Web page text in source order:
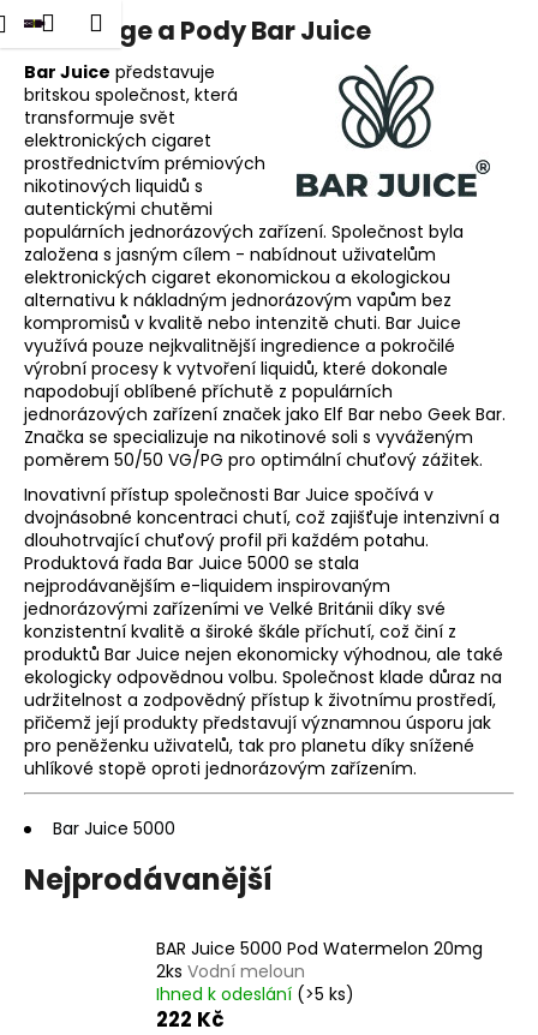
Přejít
na
obsah
Přihlášení
Nákupní
košík
Menu
Cartridge a Pody Bar Juice
Bar Juice představuje
britskou společnost, která
transformuje svět
elektronických cigaret
prostřednictvím prémiových
nikotinových liquidů s
autentickými chutěmi
populárních jednorázových zařízení. Společnost byla
založena s jasným cílem - nabídnout uživatelům
elektronických cigaret ekonomickou a ekologickou
alternativu k nákladným jednorázovým vapům bez
kompromisů v kvalitě nebo intenzitě chuti. Bar Juice
využívá pouze nejkvalitnější ingredience a pokročilé
výrobní procesy k vytvoření liquidů, které dokonale
napodobují oblíbené příchutě z populárních
jednorázových zařízení značek jako Elf Bar nebo Geek Bar.
Značka se specializuje na nikotinové soli s vyváženým
poměrem 50/50 VG/PG pro optimální chuťový zážitek.
Inovativní přístup společnosti Bar Juice spočívá v
dvojnásobné koncentraci chutí, což zajišťuje intenzivní a
dlouhotrvající chuťový profil při každém potahu.
Produktová řada Bar Juice 5000 se stala
nejprodávanějším e-liquidem inspirovaným
jednorázovými zařízeními ve Velké Británii díky své
konzistentní kvalitě a široké škále příchutí, což činí z
produktů Bar Juice nejen ekonomicky výhodnou, ale také
ekologicky odpovědnou volbu. Společnost klade důraz na
udržitelnost a zodpovědný přístup k životnímu prostředí,
přičemž její produkty představují významnou úsporu jak
pro peněženku uživatelů, tak pro planetu díky snížené
uhlíkové stopě oproti jednorázovým zařízením.
Bar Juice 5000
Nejprodávanější
BAR Juice 5000 Pod Watermelon 20mg
2ks Vodní meloun
Ihned k odeslání (>5 ks)
222 Kč
K
o Zpět
Zpět
C
o
p
o
t
ř
e
b
u
j
e
t
e
n
a
j
í
t
?